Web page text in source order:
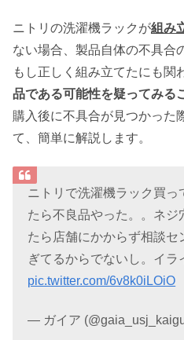
ニトリの洗濯機ラックが組み
ない場合、製品自体の不具合
もし正しく組み立てたにも関
品である可能性を疑ってみる
購入後に不具合が見つかった
て、簡単に解説します。
ニトリで洗濯機ラック買っ
たら不良品やった。。ネジ
たら店舗にかからず相談セ
ぎてるからでないし。イラ
pic.twitter.com/6v8k0iLOiO
— ガイア